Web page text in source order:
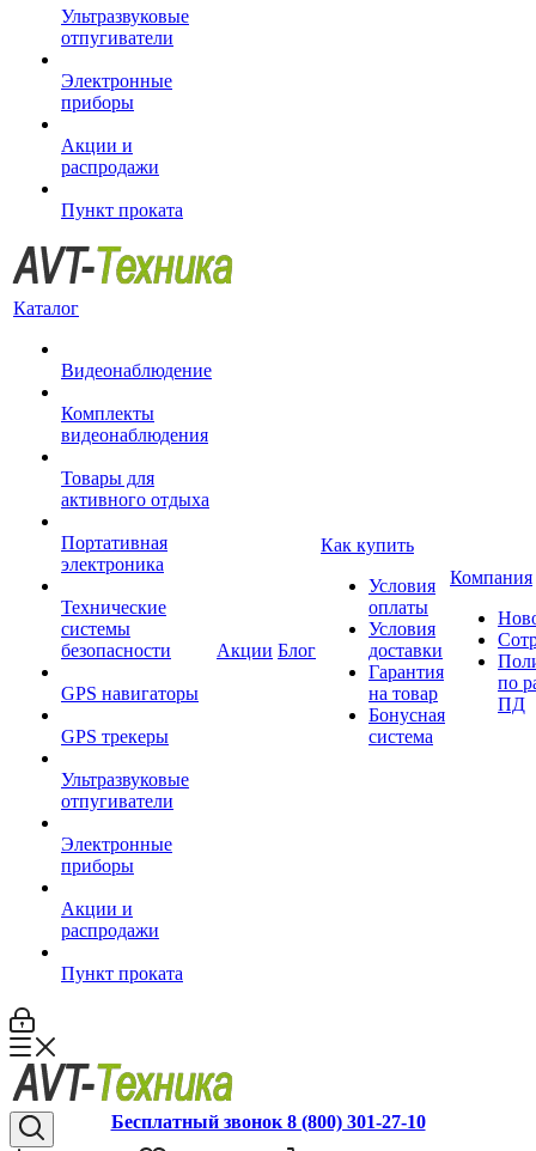
Ультразвуковые
отпугиватели
Электронные
приборы
Акции и
распродажи
Пункт проката
Каталог
Видеонаблюдение
Комплекты
видеонаблюдения
Товары для
активного отдыха
Портативная
электроника
Технические
системы
безопасности
GPS навигаторы
GPS трекеры
Ультразвуковые
отпугиватели
Электронные
приборы
Акции и
распродажи
Пункт проката
Акции Блог
Как купить
Условия
оплаты
Условия
доставки
Гарантия
на товар
Бонусная
система
Компания
по
ПД
Бесплатный звонок 8 (800) 301-27-10